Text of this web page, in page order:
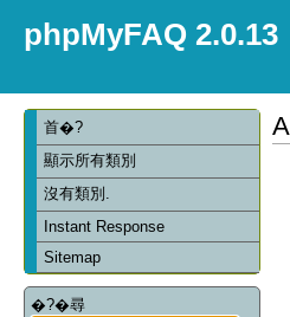
phpMyFAQ 2.0.13
首�?
顯示所有類別
沒有類別.
Instant Response
Sitemap
�?�尋
A